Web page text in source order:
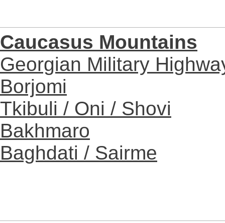
Caucasus Mountains
Georgian Military
Borjomi
Tkibuli / Oni / Shovi
Bakhmaro
Baghdati / Sairme